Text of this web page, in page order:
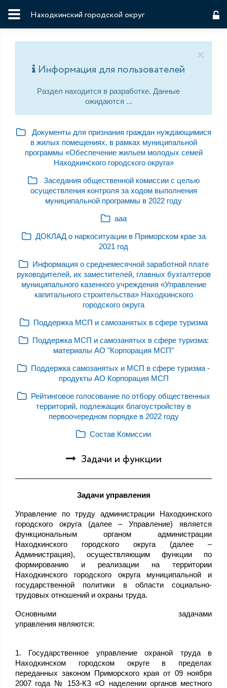
Находкинский городской округ
×
Информация для пользователей
Раздел находится в разработке. Данные
ожидаются ...
Документы для признания граждан нуждающимися
в жилых помещениях, в рамках муниципальной
программы «Обеспечение жильем молодых семей
Находкинского городского округа»
Заседания общественной комиссии с целью
осуществления контроля за ходом выполнения
муниципальной программы в 2022 году
ааа
ДОКЛАД о наркоситуации в Приморском крае за
2021 год
Информация о среднемесячной заработной плате
руководителей, их заместителей, главных бухгалтеров
муниципального казенного учреждения «Управление
капитального строительства» Находкинского
городского округа
Поддержка МСП и самозанятых в сфере туризма
Поддержка МСП и самозанятых в сфере туризма:
материалы АО "Корпорация МСП"
Поддержка самозанятых и МСП в сфере туризма -
продукты АО Корпорация МСП
Рейтинговое голосование по отбору общественных
территорий, подлежащих благоустройству в
первоочередном порядке в 2022 году
Состав Комиссии
Задачи и функции
Задачи управления
Управление по труду администрации Находкинского
городского округа (далее – Управление) является
функциональным органом администрации
Находкинского городского округа (далее –
Администрация), осуществляющим функции по
формированию и реализации на территории
Находкинского городского округа муниципальной и
государственной политики в области социально-
трудовых отношений и охраны труда.
Основными задачами
управления являются:
1. Государственное управление охраной труда в
Находкинском городском округе в пределах
переданных законом Приморского края от 09 ноября
2007 года № 153-КЗ «О наделении органов местного